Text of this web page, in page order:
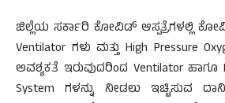
ಜಿಲ್ಲೆಯ ಸರ್ಕಾರಿ ಕೋವಿಡ್ ಆಸ್ಪತ್ರೆಗಳಲ್ಲಿ
Ventilator ಗಳು ಮತ್ತು High Pressure
ಅವಶ್ಯಕತೆ ಇರುವುದರಿಂದ Ventilator ಹಾಗೂ
System ಗಳನ್ನು ನೀಡಲು ಇಚ್ಚಿಸುವ